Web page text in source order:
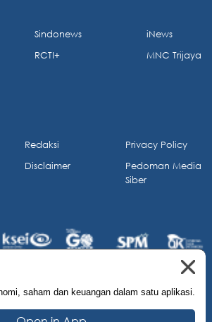
saham dan keuangan dalam satu aplikasi.
Sindonews
RCTI+
iNews
MNC Trijaya
Redaksi
Disclaimer
Privacy Policy
Pedoman Media
Siber
Channel. All Rights Reserved.